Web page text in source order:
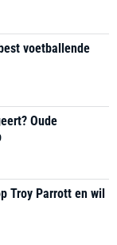
voetballende
Oude
Troy Parrott en wil